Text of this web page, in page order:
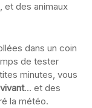
et des animaux
dans un coin
de tester
minutes, vous
… et des
la météo.